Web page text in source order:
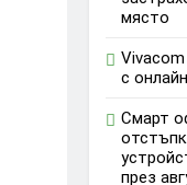
място
Vivacom
с
Смарт
през